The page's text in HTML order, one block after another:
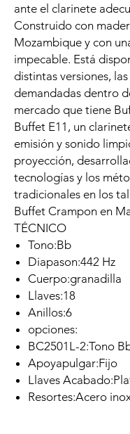
ante el clarinete
Construido con
Mozambique y con
impecable. Está
distintas versiones,
demandadas dentro
mercado que tiene
Buffet E11, un
emisión y sonido
proyección,
tecnologías y los
tradicionales en los
Buffet Crampon en
TÉCNICO
Tono:Bb
Diapason:442 Hz
Cuerpo:granadilla
Llaves:18
Anillos:6
opciones:
BC2501L-2:Tono
Apoyapulgar:Fijo
Llaves
Resortes:Acero